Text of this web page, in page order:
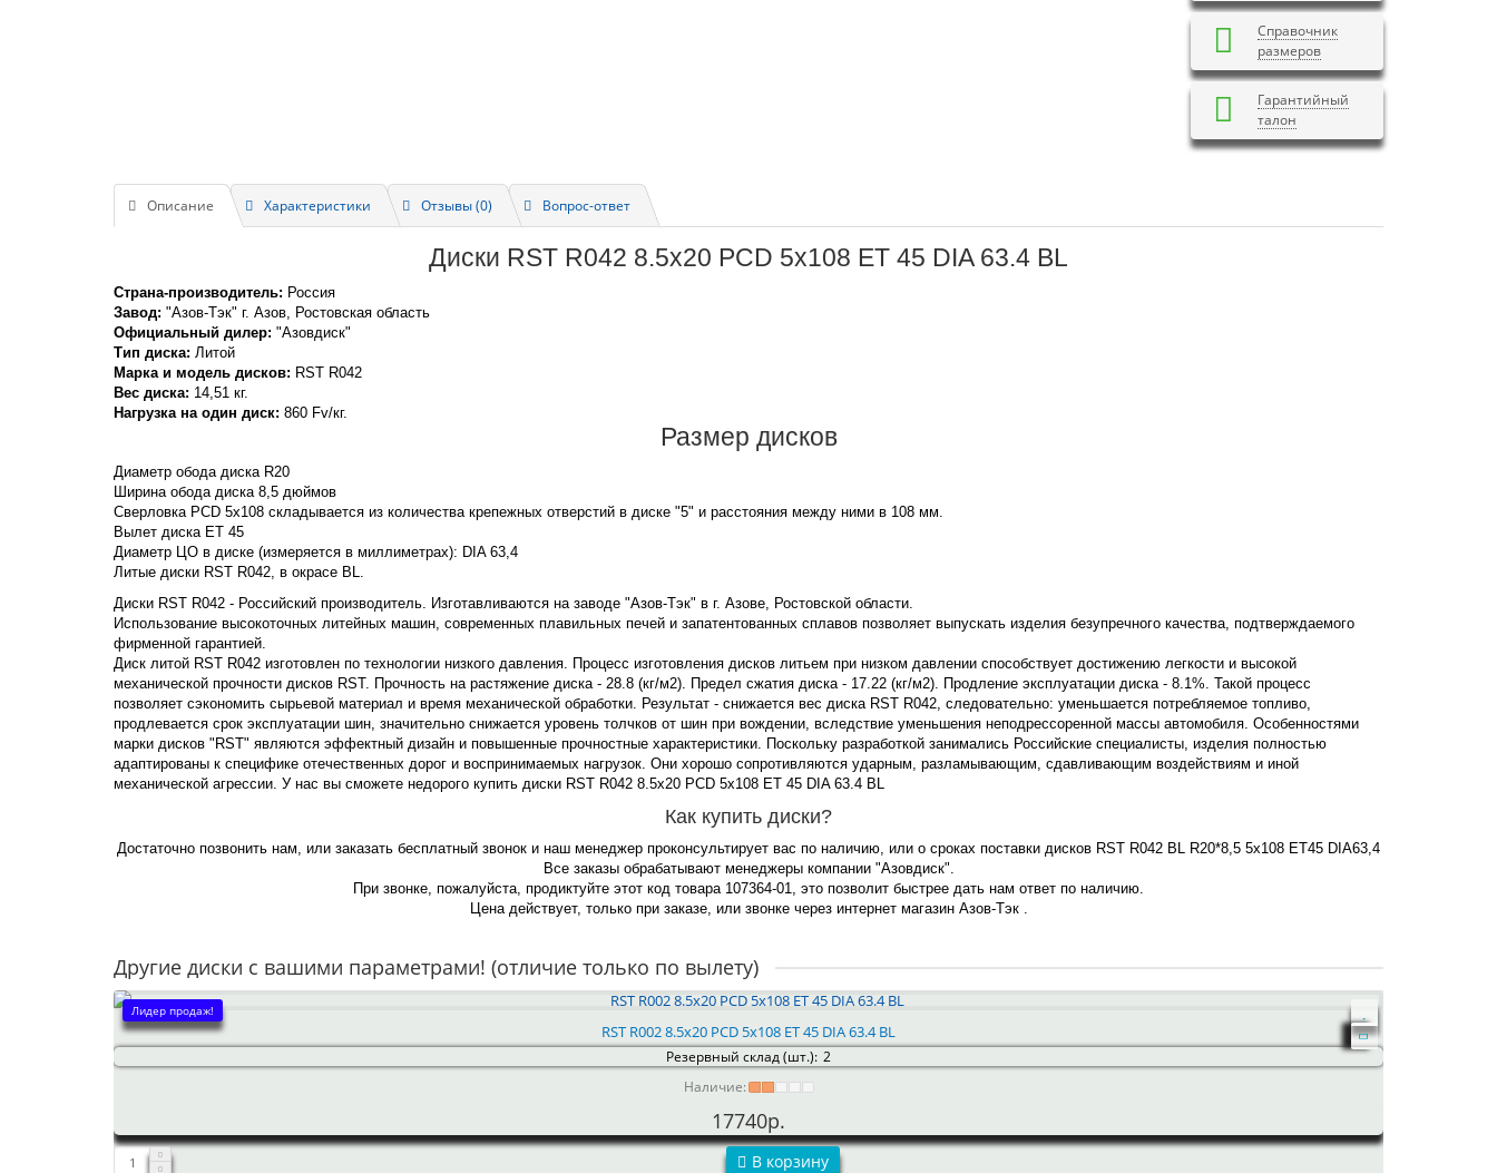
Справочник
размеров
Гарантийный
талон
Описание Характеристики Отзывы (0) Вопрос-ответ
Диски RST R042 8.5x20 PCD 5x108 ET 45 DIA 63.4 BL
Страна-производитель: Россия
Завод: "Азов-Тэк" г. Азов, Ростовская область
Официальный дилер: "Азовдиск"
Тип диска: Литой
Марка и модель дисков: RST R042
Вес диска: 14,51 кг.
Нагрузка на один диск: 860 Fv/кг.
Размер дисков
Диаметр обода диска R20
Ширина обода диска 8,5 дюймов
Сверловка PCD 5x108 складывается из количества крепежных отверстий в диске "5" и расстояния между ними в 108 мм.
Вылет диска ET 45
Диаметр ЦО в диске (измеряется в миллиметрах): DIA 63,4
Литые диски RST R042, в окрасе BL.
Диски RST R042 - Российский производитель. Изготавливаются на заводе "Азов-Тэк" в г. Азове, Ростовской области.
Использование высокоточных литейных машин, современных плавильных печей и запатентованных сплавов позволяет выпускать изделия безупречного качества, подтверждаемого
фирменной гарантией.
Диск литой RST R042 изготовлен по технологии низкого давления. Процесс изготовления дисков литьем при низком давлении способствует достижению легкости и высокой
механической прочности дисков RST. Прочность на растяжение диска - 28.8 (кг/м2). Предел сжатия диска - 17.22 (кг/м2). Продление эксплуатации диска - 8.1%. Такой процесс
позволяет сэкономить сырьевой материал и время механической обработки. Результат - снижается вес диска RST R042, следовательно: уменьшается потребляемое топливо,
продлевается срок эксплуатации шин, значительно снижается уровень толчков от шин при вождении, вследствие уменьшения неподрессоренной массы автомобиля. Особенностями
марки дисков "RST" являются эффектный дизайн и повышенные прочностные характеристики. Поскольку разработкой занимались Российские специалисты, изделия полностью
адаптированы к специфике отечественных дорог и воспринимаемых нагрузок. Они хорошо сопротивляются ударным, разламывающим, сдавливающим воздействиям и иной
механической агрессии. У нас вы сможете недорого купить диски RST R042 8.5x20 PCD 5x108 ET 45 DIA 63.4 BL
Как купить диски?
Достаточно позвонить нам, или заказать бесплатный звонок и наш менеджер проконсультирует вас по наличию, или о сроках поставки дисков RST R042 BL R20*8,5 5x108 ET45 DIA63,4
Все заказы обрабатывают менеджеры компании "Азовдиск".
При звонке, пожалуйста, продиктуйте этот код товара 107364-01, это позволит быстрее дать нам ответ по наличию.
Цена действует, только при заказе, или звонке через интернет магазин Азов-Тэк .
Другие диски с вашими параметрами! (отличие только по вылету)
Лидер продаж!
RST R002 8.5x20 PCD 5x108 ET 45 DIA 63.4 BL
Резервный склад (шт.): 2
Наличие:
17740р.
В корзину